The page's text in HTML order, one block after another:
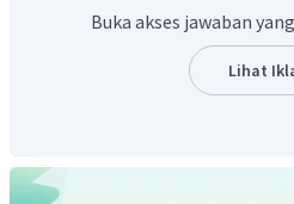
Buka akses jawaban
Lihat